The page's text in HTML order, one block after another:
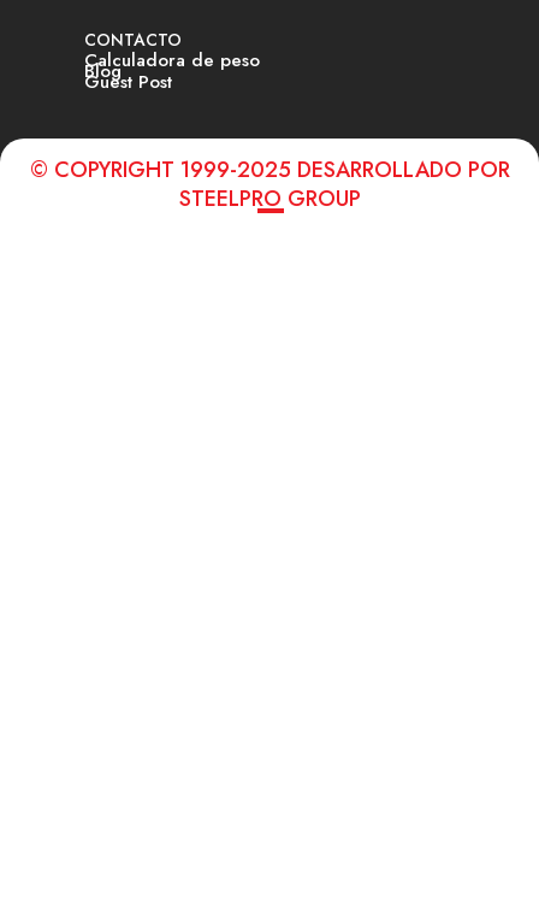
CONTACTO
Calculadora de peso
Blog
Guest Post
© COPYRIGHT 1999-2025 DESARROLLADO POR
STEELPRO GROUP